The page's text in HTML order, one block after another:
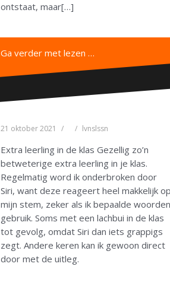
ontstaat, maar[…]
Ga verder met lezen …
21 oktober 2021 lvnslssn
Extra leerling in de klas Gezellig zo’n
betweterige extra leerling in je klas.
Regelmatig word ik onderbroken door
Siri, want deze reageert heel makkelijk op
mijn stem, zeker als ik bepaalde woorden
gebruik. Soms met een lachbui in de klas
tot gevolg, omdat Siri dan iets grappigs
zegt. Andere keren kan ik gewoon direct
door met de uitleg.